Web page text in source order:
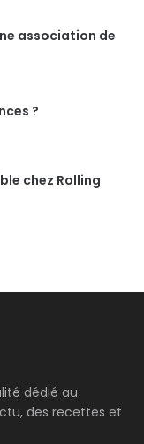
association de
?
chez Rolling
dédié au
des recettes et